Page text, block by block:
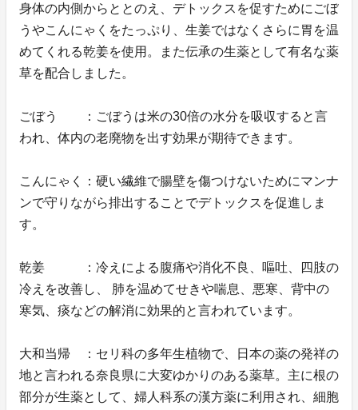
身体の内側からととのえ、デトックスを促すためにごぼ
うやこんにゃくをたっぷり、生姜ではなくさらに胃を温
めてくれる乾姜を使用。また伝承の生薬として有名な薬
草を配合しました。
ごぼう ：ごぼうは米の30倍の水分を吸収すると言
われ、体内の老廃物を出す効果が期待できます。
こんにゃく：硬い繊維で腸壁を傷つけないためにマンナ
ンで守りながら排出することでデトックスを促進しま
す。
乾姜 ：冷えによる腹痛や消化不良、嘔吐、四肢の
冷えを改善し、 肺を温めてせきや喘息、悪寒、背中の
寒気、痰などの解消に効果的と言われています。
大和当帰 ：セリ科の多年生植物で、日本の薬の発祥の
地と言われる奈良県に大変ゆかりのある薬草。主に根の
部分が生薬として、婦人科系の漢方薬に利用され、細胞